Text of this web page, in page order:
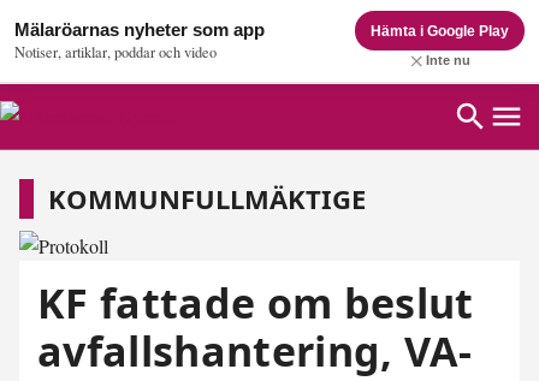
Mälaröarnas nyheter som app
Notiser, artiklar, poddar och video
Hämta i Google Play
Inte nu
Kommunfullmäktige
KOMMUNFULLMÄKTIGE
KF fattade om beslut
avfallshantering, VA-